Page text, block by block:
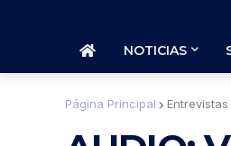
NOTICIAS
Página Principal Entrevistas